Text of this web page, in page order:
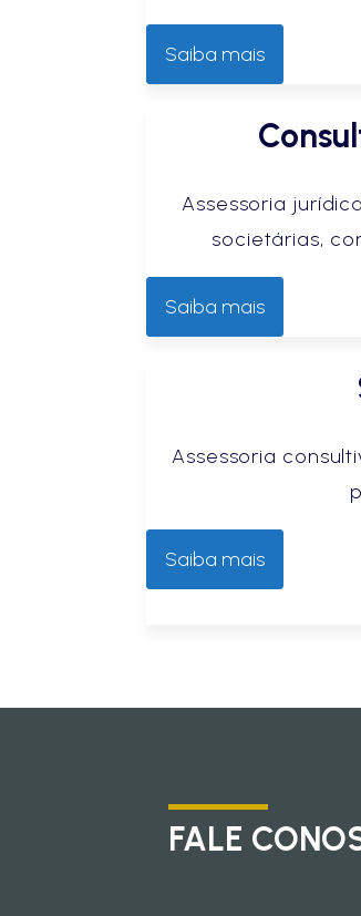
Saiba mais
Assessoria
societárias,
Saiba mais
Assessoria
Saiba mais
FALE